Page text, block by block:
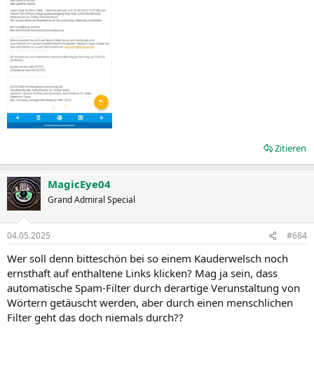
Zitieren
MagicEye04
Grand Admiral Special
04.05.2025 #684
Wer soll denn bitteschön bei so einem Kauderwelsch noch
ernsthaft auf enthaltene Links klicken? Mag ja sein, dass
automatische Spam-Filter durch derartige Verunstaltung von
Wörtern getäuscht werden, aber durch einen menschlichen
Filter geht das doch niemals durch??